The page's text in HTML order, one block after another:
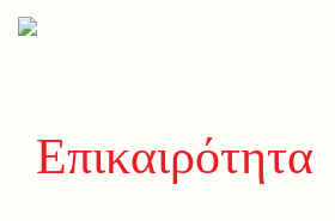
Επικαιρότητα